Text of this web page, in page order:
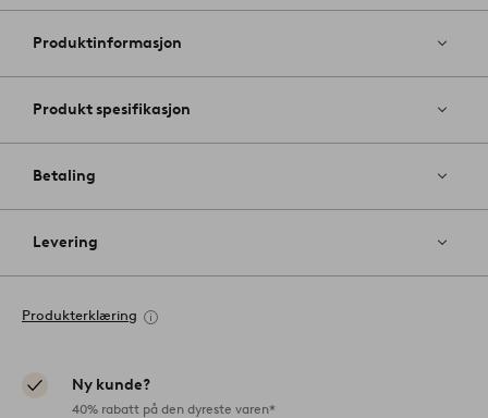
til
Produktinformasjon
Produkt spesifikasjon
Betaling
Levering
Produkterklæring
Ny kunde?
40% rabatt på den dyreste varen*